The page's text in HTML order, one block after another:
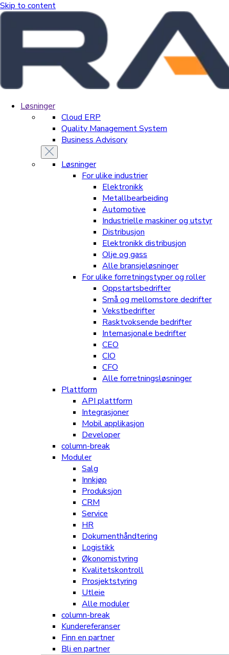
Skip to content
Løsninger
Cloud ERP
Quality Management System
Business Advisory
Løsninger
For ulike industrier
Elektronikk
Metallbearbeiding
Automotive
Industrielle maskiner og utstyr
Distribusjon
Elektronikk distribusjon
Olje og gass
Alle bransjeløsninger
For ulike forretningstyper og roller
Oppstartsbedrifter
Små og mellomstore dedrifter
Vekstbedrifter
Rasktvoksende bedrifter
Internasjonale bedrifter
CEO
CIO
CFO
Alle forretningsløsninger
Plattform
API plattform
Integrasjoner
Mobil applikasjon
Developer
column-break
Moduler
Salg
Innkjøp
Produksjon
CRM
Service
HR
Dokumenthåndtering
Logistikk
Økonomistyring
Kvalitetskontroll
Prosjektstyring
Utleie
Alle moduler
column-break
Kundereferanser
Finn en partner
Bli en partner